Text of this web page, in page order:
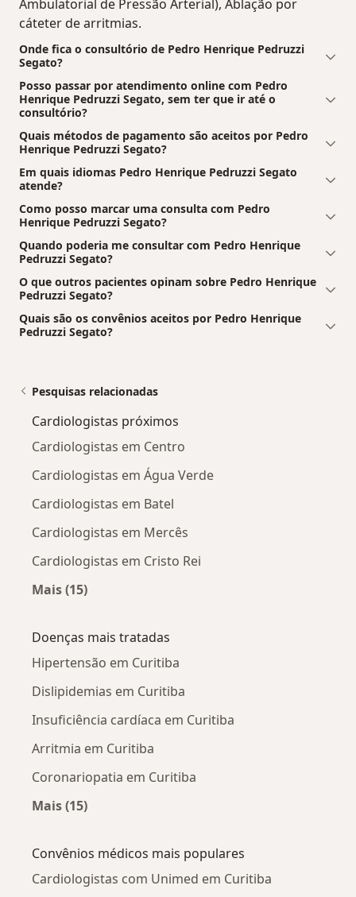
Ambulatorial de Pressão Arterial), Ablação por
cáteter de arritmias.
Onde fica o consultório de Pedro Henrique Pedruzzi
Segato?
Posso passar por atendimento online com Pedro
Henrique Pedruzzi Segato, sem ter que ir até o
consultório?
Quais métodos de pagamento são aceitos por Pedro
Henrique Pedruzzi Segato?
Em quais idiomas Pedro Henrique Pedruzzi Segato
atende?
Como posso marcar uma consulta com Pedro
Henrique Pedruzzi Segato?
Quando poderia me consultar com Pedro Henrique
Pedruzzi Segato?
O que outros pacientes opinam sobre Pedro Henrique
Pedruzzi Segato?
Quais são os convênios aceitos por Pedro Henrique
Pedruzzi Segato?
Pesquisas relacionadas
Cardiologistas próximos
Cardiologistas em Centro
Cardiologistas em Água Verde
Cardiologistas em Batel
Cardiologistas em Mercês
Cardiologistas em Cristo Rei
Mais (15)
Doenças mais tratadas
Hipertensão em Curitiba
Dislipidemias em Curitiba
Insuficiência cardíaca em Curitiba
Arritmia em Curitiba
Coronariopatia em Curitiba
Mais (15)
Convênios médicos mais populares
Cardiologistas com Unimed em Curitiba